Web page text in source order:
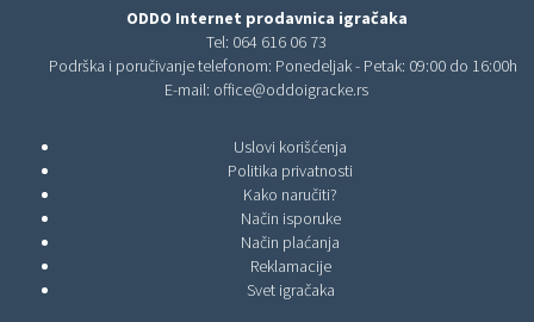
ODDO Internet prodavnica igračaka
Tel: 064 616 06 73
Podrška i poručivanje telefonom: Ponedeljak - Petak: 09:00 do 16:00h
E-mail: office@oddoigracke.rs
Uslovi korišćenja
Politika privatnosti
Kako naručiti?
Način isporuke
Način plaćanja
Reklamacije
Svet igračaka